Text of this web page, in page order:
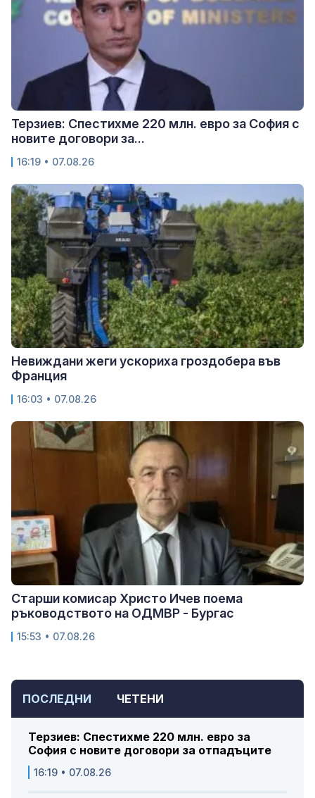
ПОСЛЕДНИ ЧЕТЕНИ
Терзиев: Спестихме 220 млн. евро за
София с новите договори за отпадъците
16:19 • 07.08.26
Терзиев: Спестихме 220 млн. евро за София с
новите договори за...
16:19 • 07.08.26
Невиждани жеги ускориха гроздобера във
Франция
16:03 • 07.08.26
Старши комисар Христо Ичев поема
ръководството на ОДМВР - Бургас
15:53 • 07.08.26